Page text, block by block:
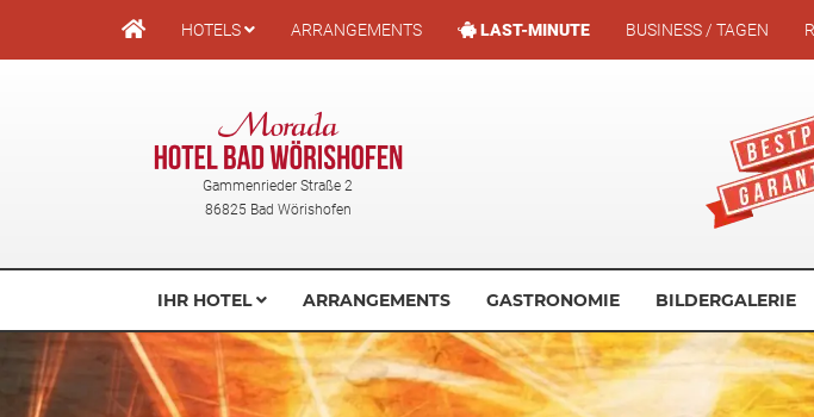
Inhalt
HOTELS ARRANGEMENTS LAST-MINUTE BUSINESS / TAGEN
Gammenrieder Straße 2
86825 Bad Wörishofen
IHR HOTEL ARRANGEMENTS GASTRONOMIE BILDERGALERIE